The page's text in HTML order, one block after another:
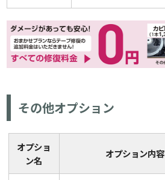
その他オプション
オプショ
ン名
オプション内容